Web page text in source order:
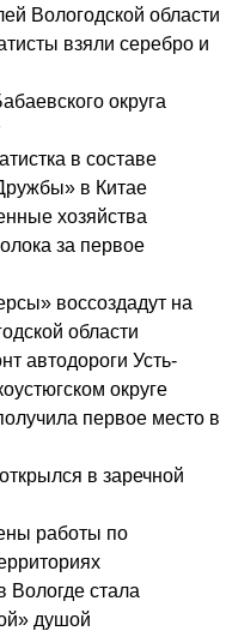
Вологодской области
взяли серебро и
округа
в составе
в Китае
хозяйства
за первое
воссоздадут на
области
автодороги Усть-
округе
первое место в
в заречной
работы по
Вологде стала
душой